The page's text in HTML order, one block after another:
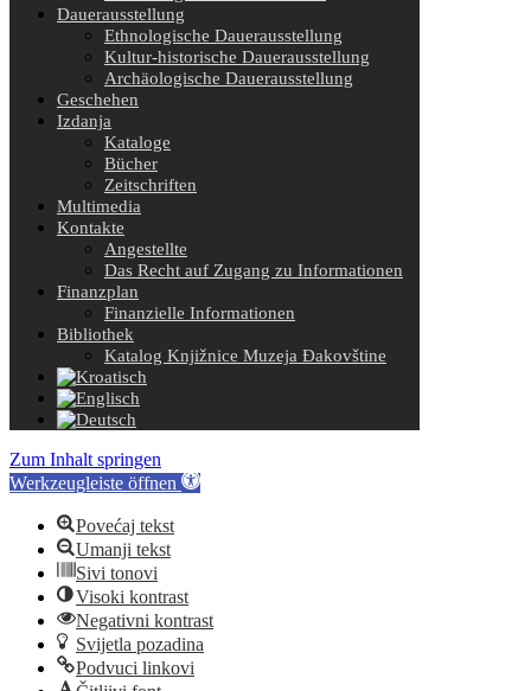
Dauerausstellung
Ethnologische Dauerausstellung
Kultur-historische Dauerausstellung
Archäologische Dauerausstellung
Geschehen
Izdanja
Kataloge
Bücher
Zeitschriften
Multimedia
Kontakte
Angestellte
Das Recht auf Zugang zu Informationen
Finanzplan
Finanzielle Informationen
Bibliothek
Katalog Knjižnice Muzeja Đakovštine
Zum Inhalt springen
Werkzeugleiste öffnen
Povećaj tekst
Umanji tekst
Sivi tonovi
Visoki kontrast
Negativni kontrast
Svijetla pozadina
Podvuci linkovi